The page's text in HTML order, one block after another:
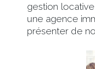
gestion
une agence
présenter de